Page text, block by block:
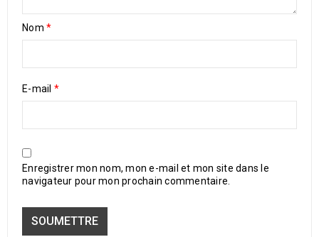
Nom *
E-mail *
Enregistrer mon nom, mon e-mail et mon site dans le
navigateur pour mon prochain commentaire.